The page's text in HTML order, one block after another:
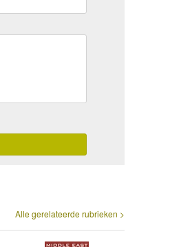
Alle gerelateerde rubrieken >